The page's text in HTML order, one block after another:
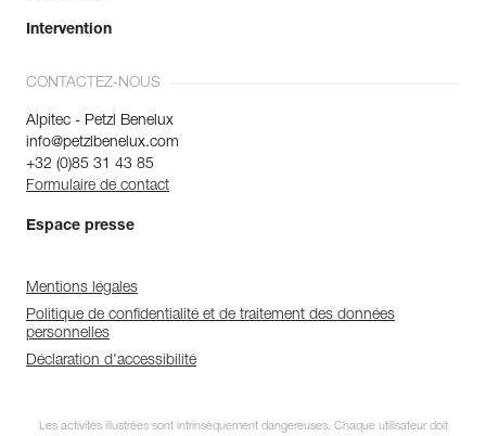
Intervention
CONTACTEZ-NOUS
Alpitec - Petzl Benelux
info@petzlbenelux.com
+32 (0)85 31 43 85
Formulaire de contact
Espace presse
Mentions légales
Politique de confidentialité et de traitement des données
personnelles
Déclaration d'accessibilité
Les activités illustrées sont intrinsèquement dangereuses. Chaque utilisateur doit